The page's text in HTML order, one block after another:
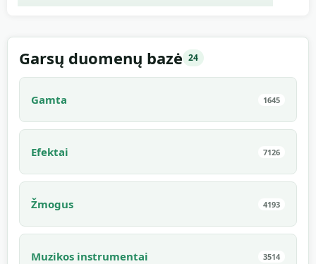
Garsų duomenų bazė 24
Gamta 1645
Efektai 7126
Žmogus 4193
Muzikos instrumentai 3514